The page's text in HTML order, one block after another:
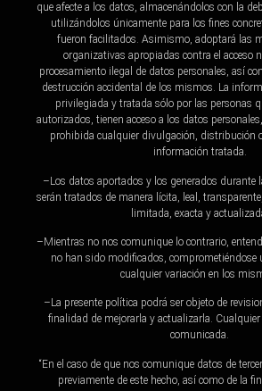
que afecte a los datos, almacenándolos con la
utilizándolos únicamente para los fines
fueron facilitados. Asimismo, adoptará las
organizativas apropiadas contra el acceso
procesamiento ilegal de datos personales, así
destrucción accidental de los mismos. La
privilegiada y tratada sólo por las personas
autorizados, tienen acceso a los datos
prohibida cualquier divulgación, distribución
información tratada.
–Los datos aportados y los generados durante
serán tratados de manera lícita, leal,
limitada, exacta y
–Mientras no nos comunique lo contrario,
no han sido modificados, comprometiéndose
cualquier variación en los
–La presente política podrá ser objeto de
finalidad de mejorarla y actualizarla. Cualquier
comunicada.
“En el caso de que nos comunique datos de
previamente de este hecho, así como de la